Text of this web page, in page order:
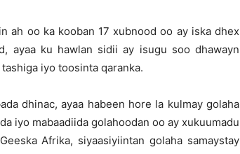
ah oo ka kooban 17 xubnood oo ay iska dhex
ayaa ku hawlan sidii ay isugu soo dhawayn
iyo toosinta qaranka.
dhinac, ayaa habeen hore la kulmay golaha
iyo mabaadiida golahoodan oo ay xukuumadu
Afrika, siyaasiyiintan golaha samaystay